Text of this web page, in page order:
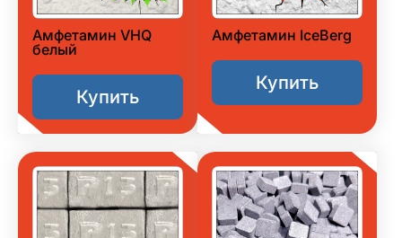
Амфетамин VHQ
белый
Купить
Амфетамин IceBerg
Купить